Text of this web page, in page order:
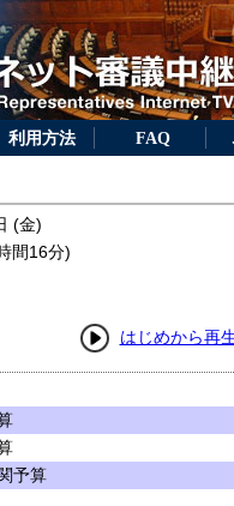
利用方法 FAQ
(金)
間16分)
はじめから再
予算